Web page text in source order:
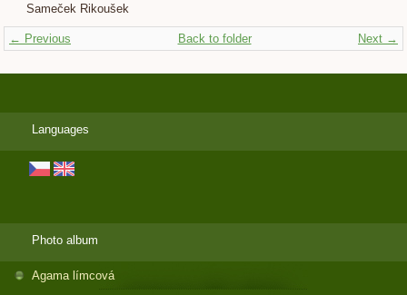
Sameček Rikoušek
← Previous Next →
Back to folder
Languages
Photo album
Agama límcová